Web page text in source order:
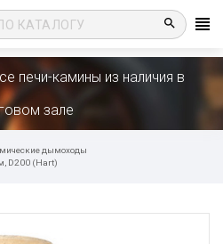
search
печи-камины из наличия в
зале
дымоходы
D200 (Hart)